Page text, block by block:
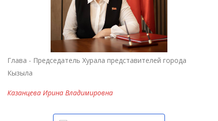
Глава - Председатель Хурала представителей города
Кызыла
Казанцева Ирина Владимировна